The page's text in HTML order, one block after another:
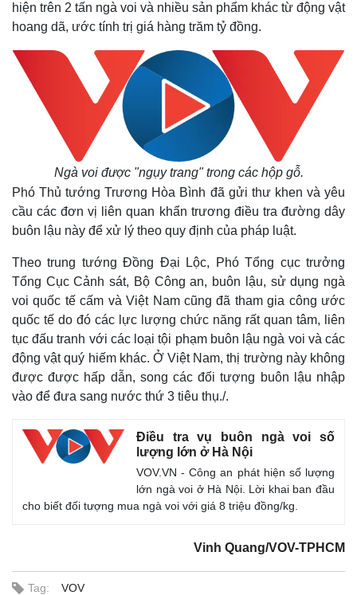
Thế giới
Quan sát
Cuộc sống đó đây
Multimedia
E-Magazine
Infographic
hiện trên 2 tấn ngà voi và nhiều sản phẩm khác từ động vật
hoang dã, ước tính trị giá hàng trăm tỷ đồng.
Ngà voi được "ngụy trang" trong các hộp gỗ.
Phó Thủ tướng Trương Hòa Bình đã gửi thư khen và yêu
cầu các đơn vị liên quan khẩn trương điều tra đường dây
buôn lậu này để xử lý theo quy định của pháp luật.
Theo trung tướng Đồng Đại Lộc, Phó Tổng cục trưởng
Tổng Cục Cảnh sát, Bộ Công an, buôn lậu, sử dụng ngà
voi quốc tế cấm và Việt Nam cũng đã tham gia công ước
quốc tế do đó các lực lượng chức năng rất quan tâm, liên
tục đấu tranh với các loại tội phạm buôn lậu ngà voi và các
động vật quý hiếm khác. Ở Việt Nam, thị trường này không
được được hấp dẫn, song các đối tượng buôn lậu nhập
vào để đưa sang nước thứ 3 tiêu thụ./.
Điều tra vụ buôn ngà voi số
lượng lớn ở Hà Nội
VOV.VN - Công an phát hiện số lượng
lớn ngà voi ở Hà Nội. Lời khai ban đầu
cho biết đối tượng mua ngà voi với giá 8 triệu đồng/kg.
Vinh Quang/VOV-TPHCM
Tag: VOV